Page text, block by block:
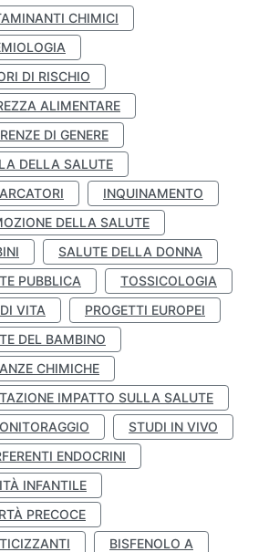
CHIMICI
DI RISCHIO
ALIMENTARE
DI GENERE
DELLA SALUTE
INQUINAMENTO
DELLA SALUTE
SALUTE DELLA DONNA
PUBBLICA
TOSSICOLOGIA
VITA
PROGETTI EUROPEI
DEL BAMBINO
CHIMICHE
IMPATTO SULLA SALUTE
STUDI IN VIVO
ENDOCRINI
INFANTILE
PRECOCE
BISFENOLO A